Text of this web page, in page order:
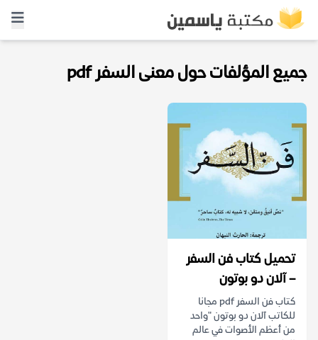
جميع المؤلفات حول معنى السفر pdf
تحميل كتاب فن السفر
– آلان دو بوتون
كتاب فن السفر pdf مجانا
للكاتب آلان دو بوتون "واحد
من أعظم الأصوات في عالم